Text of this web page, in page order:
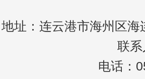
地址：连云港市海州区
联
电话：